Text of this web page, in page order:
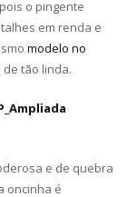
o pingente
em renda e
modelo no
tão linda.
e de quebra
oncinha é